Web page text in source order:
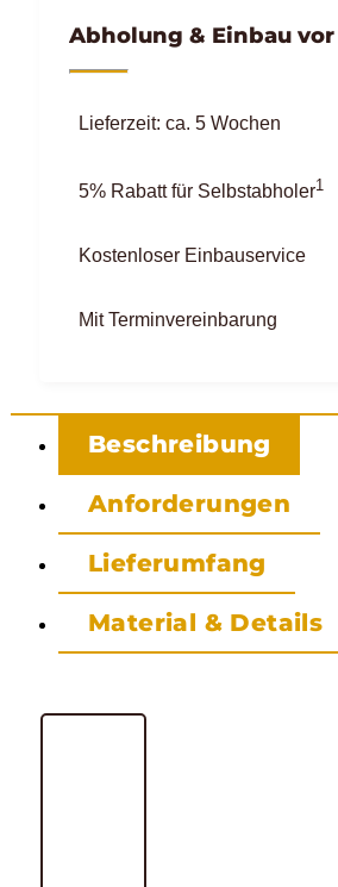
Abholung & Einbau
Lieferzeit: ca. 5 Wochen
5% Rabatt für Selbstabholer1
Kostenloser Einbauservice
Mit Terminvereinbarung
Beschreibung
Anforderungen
Lieferumfang
Material & Details